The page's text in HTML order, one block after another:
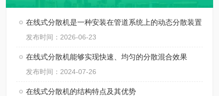
在线式分散机是一种安装在管道系统上的动态分散装置
发布时间：2026-06-23
在线式分散机能够实现快速、均匀的分散混合效果
发布时间：2024-07-26
在线式分散机的结构特点及其优势